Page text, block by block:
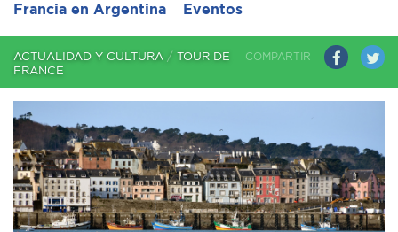
Francia en Argentina
Eventos
COMPARTIR
ACTUALIDAD Y CULTURA / TOUR DE
FRANCE